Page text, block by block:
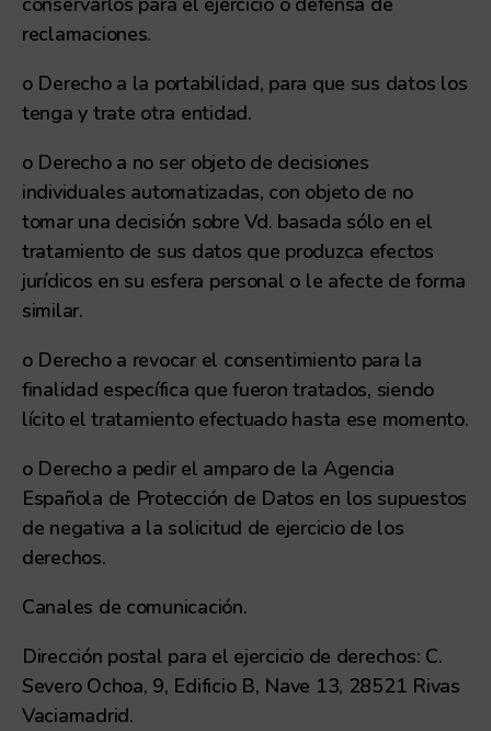
reclamaciones.
o Derecho a la portabilidad, para que sus datos los
tenga y trate otra entidad.
o Derecho a no ser objeto de decisiones
individuales automatizadas, con objeto de no
tomar una decisión sobre Vd. basada sólo en el
tratamiento de sus datos que produzca efectos
jurídicos en su esfera personal o le afecte de forma
similar.
o Derecho a revocar el consentimiento para la
finalidad específica que fueron tratados, siendo
lícito el tratamiento efectuado hasta ese momento.
o Derecho a pedir el amparo de la Agencia
Española de Protección de Datos en los supuestos
de negativa a la solicitud de ejercicio de los
derechos.
Canales de comunicación.
Dirección postal para el ejercicio de derechos: C.
Severo Ochoa, 9, Edificio B, Nave 13, 28521 Rivas
Vaciamadrid.